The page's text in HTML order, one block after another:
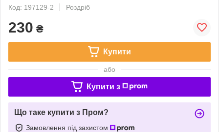
Код: 197129-2
Роздріб
230 ₴
Купити
або
Купити з
Що таке купити з Пром?
Замовлення під захистом